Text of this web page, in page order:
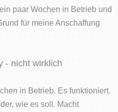
paar Wochen in Betrieb und
für meine Anschaffung
- nicht wirklich
in Betrieb. Es funktioniert.
wie es soll. Macht